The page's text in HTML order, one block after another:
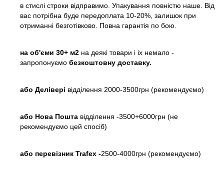
в стислі строки відправимо. Упакування повністю наше. Від
вас потрібна буде передоплата 10-20%, залишок при
отриманні безготівково. Повна гарантія по бою.
на об'єми 30+ м2 на деякі товари і іх немало -
запропонуємо безкоштовну доставку.
або Делівері відділення 2000-3500грн (рекомендуємо)
або Нова Пошта відділення -3500+6000грн (не
рекомендуємо цей спосіб)
або перевізник Trafex -2500-4000грн (рекомендуємо)